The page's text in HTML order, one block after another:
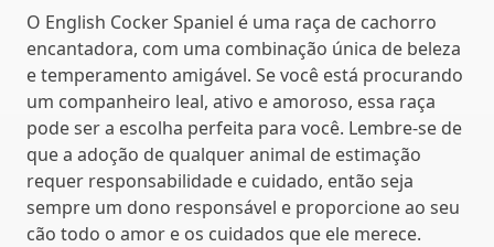
O English Cocker Spaniel é uma raça de cachorro
encantadora, com uma combinação única de beleza
e temperamento amigável. Se você está procurando
um companheiro leal, ativo e amoroso, essa raça
pode ser a escolha perfeita para você. Lembre-se de
que a adoção de qualquer animal de estimação
requer responsabilidade e cuidado, então seja
sempre um dono responsável e proporcione ao seu
cão todo o amor e os cuidados que ele merece.